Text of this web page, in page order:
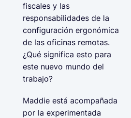
fiscales y las
responsabilidades de la
configuración ergonómica
de las oficinas remotas.
¿Qué significa esto para
este nuevo mundo del
trabajo?
Maddie está acompañada
por la experimentada